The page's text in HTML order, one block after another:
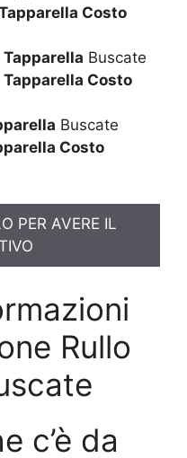
Costo
Buscate
Costo
Buscate
Costo
PER AVERE IL
Rullo
c’è da